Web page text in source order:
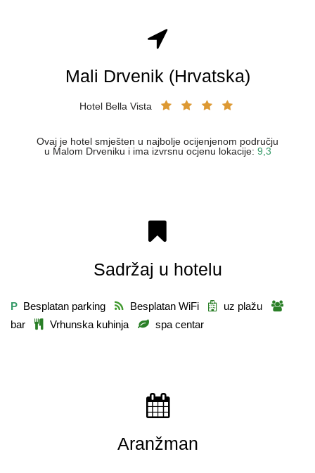
Mali Drvenik (Hrvatska)
Hotel Bella Vista
Ovaj je hotel smješten u najbolje ocijenjenom području
u Malom Drveniku i ima izvrsnu ocjenu lokacije: 9,3
Sadržaj u hotelu
P Besplatan parking Besplatan WiFi
uz plažu
bar
Vrhunska kuhinja spa centar
Aranžman